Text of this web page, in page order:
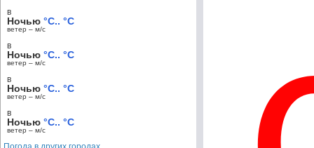
в
Ночью °C.. °C
ветер – м/c
в
Ночью °C.. °C
ветер – м/c
в
Ночью °C.. °C
ветер – м/c
в
Ночью °C.. °C
ветер – м/c